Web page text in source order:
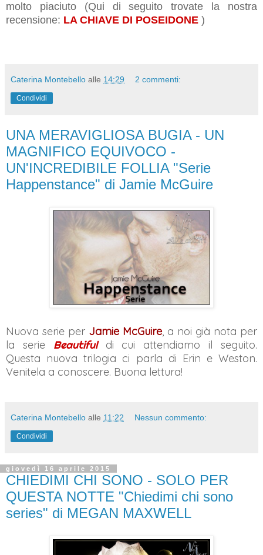
molto piaciuto (Qui di seguito trovate la nostra
recensione: LA CHIAVE DI POSEIDONE )
Caterina Montebello alle 14:29 2 commenti:
Condividi
UNA MERAVIGLIOSA BUGIA - UN
MAGNIFICO EQUIVOCO -
UN'INCREDIBILE FOLLIA "Serie
Happenstance" di Jamie McGuire
Nuova serie per Jamie McGuire, a noi già nota per
la serie Beautifuldi cui attendiamo il seguito.
Questa nuova trilogia ci parla di Erin e Weston.
Venitela a conoscere. Buona lettura!
Caterina Montebello alle 11:22 Nessun commento:
Condividi
giovedì 16 aprile 2015
CHIEDIMI CHI SONO - SOLO PER
QUESTA NOTTE "Chiedimi chi sono
series" di MEGAN MAXWELL